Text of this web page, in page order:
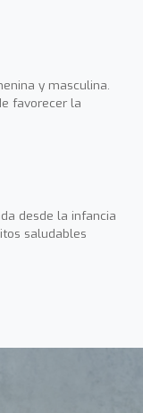
y masculina.
favorecer la
desde la infancia
saludables